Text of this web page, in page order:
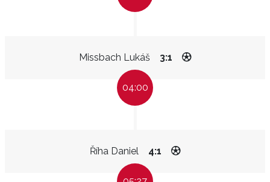
Missbach Lukáš 3:1
04:00
Říha Daniel 4:1